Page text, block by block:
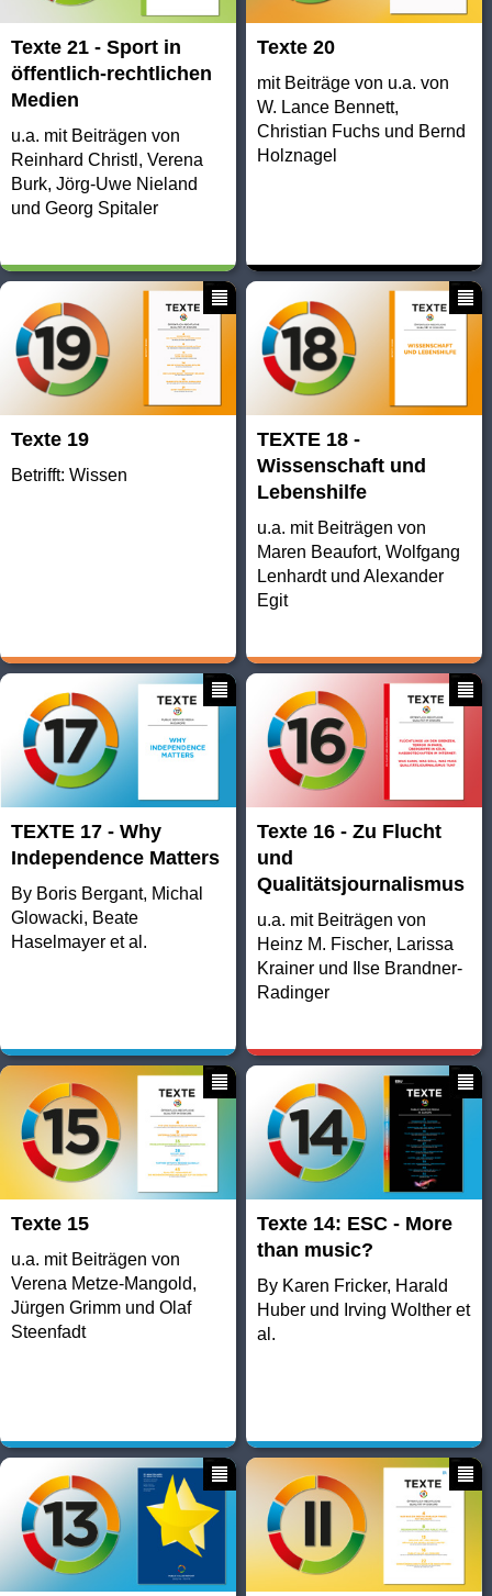
Texte 21 - Sport in
öffentlich-rechtlichen
Medien
u.a. mit Beiträgen von
Reinhard Christl, Verena
Burk, Jörg-Uwe Nieland
und Georg Spitaler
Texte 20
mit Beiträge von u.a. von
W. Lance Bennett,
Christian Fuchs und Bernd
Holznagel
Texte 19
Betrifft: Wissen
TEXTE 18 -
Wissenschaft und
Lebenshilfe
u.a. mit Beiträgen von
Maren Beaufort, Wolfgang
Lenhardt und Alexander
Egit
TEXTE 17 - Why
Independence Matters
By Boris Bergant, Michal
Glowacki, Beate
Haselmayer et al.
Texte 16 - Zu Flucht
und
Qualitätsjournalismus
u.a. mit Beiträgen von
Heinz M. Fischer, Larissa
Krainer und Ilse Brandner-
Radinger
Texte 15
u.a. mit Beiträgen von
Verena Metze-Mangold,
Jürgen Grimm und Olaf
Steenfadt
Texte 14: ESC - More
than music?
By Karen Fricker, Harald
Huber und Irving Wolther et
al.